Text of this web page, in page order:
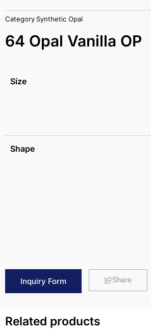
Category Synthetic Opal
64 Opal Vanilla OP
Size
Shape
Inquiry Form Share
Related products